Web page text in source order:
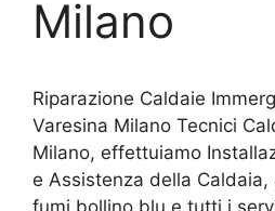
Milano
Riparazione Caldaie
Varesina Milano Tecnici
Milano, effettuiamo
e Assistenza della
fumi bollino blu e tutti i